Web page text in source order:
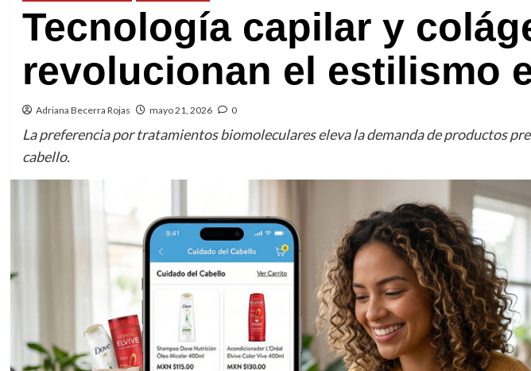
Tecnología capilar y
revolucionan el estilismo
Adriana Becerra Rojas mayo 21, 2026 0
La preferencia por tratamientos biomoleculares eleva la demanda de productos
cabello.